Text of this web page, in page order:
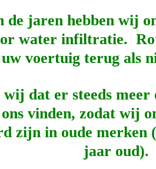
de jaren hebben wij
water infiltratie.
voertuig terug als
dat er steeds meer
vinden, zodat wij
zijn in oude merken
jaar oud).